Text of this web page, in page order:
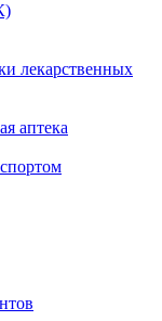
лекарственных
аптека